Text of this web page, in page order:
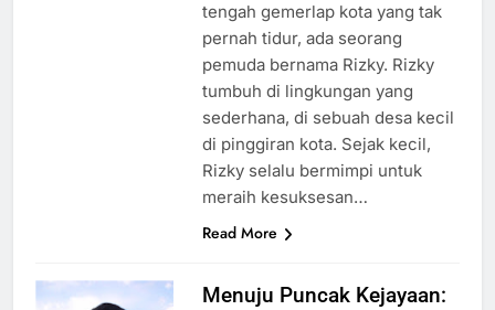
tengah gemerlap kota yang tak
pernah tidur, ada seorang
pemuda bernama Rizky. Rizky
tumbuh di lingkungan yang
sederhana, di sebuah desa kecil
di pinggiran kota. Sejak kecil,
Rizky selalu bermimpi untuk
meraih kesuksesan…
Read More
Menuju Puncak Kejayaan: